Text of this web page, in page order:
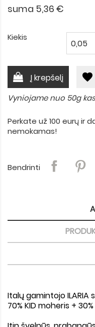
suma 5,36 €
Kiekis
Į krepšelį favorite
Vyniojame nuo 50g
Perkate už 100 eurų ir
nemokamas!
Bendrinti
Italų gamintojo ILARIA
70% KID moheris +